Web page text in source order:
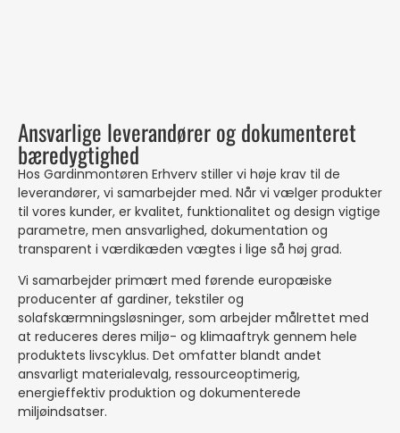
Ansvarlige leverandører og dokumenteret
bæredygtighed
Hos Gardinmontøren Erhverv stiller vi høje krav til de
leverandører, vi samarbejder med. Når vi vælger produkter
til vores kunder, er kvalitet, funktionalitet og design vigtige
parametre, men ansvarlighed, dokumentation og
transparent i værdikæden vægtes i lige så høj grad.
Vi samarbejder primært med førende europæiske
producenter af gardiner, tekstiler og
solafskærmningsløsninger, som arbejder målrettet med
at reduceres deres miljø- og klimaaftryk gennem hele
produktets livscyklus. Det omfatter blandt andet
ansvarligt materialevalg, ressourceoptimerig,
energieffektiv produktion og dokumenterede
miljøindsatser.